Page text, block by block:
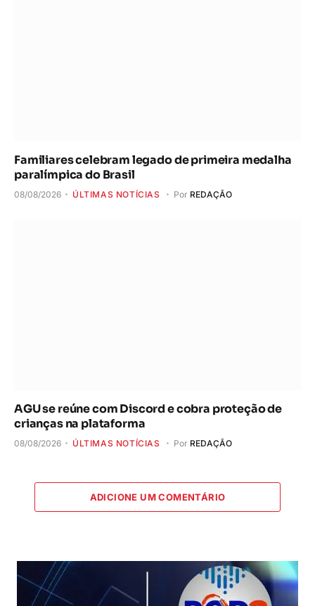
Familiares celebram legado de primeira medalha
paralímpica do Brasil
08/08/2026 ÚLTIMAS NOTÍCIAS Por REDAÇÃO
AGU se reúne com Discord e cobra proteção de
crianças na plataforma
08/08/2026 ÚLTIMAS NOTÍCIAS Por REDAÇÃO
ADICIONE UM COMENTÁRIO